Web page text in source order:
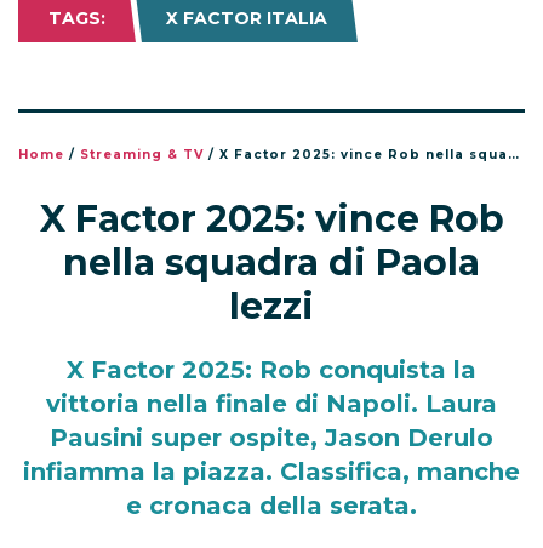
TAGS: X FACTOR ITALIA
Home / Streaming & TV / X Factor 2025: vince Rob nella squadra di Paola Iezzi
X Factor 2025: vince Rob
nella squadra di Paola
Iezzi
X Factor 2025: Rob conquista la
vittoria nella finale di Napoli. Laura
Pausini super ospite, Jason Derulo
infiamma la piazza. Classifica, manche
e cronaca della serata.